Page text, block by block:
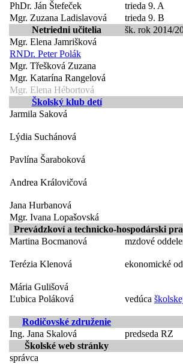
PhDr. Ján Štefeček
trieda 9. A
Mgr. Zuzana Ladislavová
trieda 9. B
Netriedni učitelia
šk. rok 2014/
Mgr. Elena Jamrišková
RNDr. Peter Polák
Mgr. Třešková Zuzana
Mgr. Katarína Rangelová
Mgr. Elena Hébortová
Školský klub detí
Jarmila Saková
Lýdia Suchánová
Pavlína Šaraboková
Andrea Královičová
Jana Hurbanová
Mgr. Ivana Lopašovská
Prevádzkoví a technicko-hospodárski
Martina Bocmanová
mzdové
Terézia Klenová
ekonomické
Mária Gulišová
Ľubica Poláková
vedúca
Rodičovské združenie
Ing. Jana Skalová
predseda RZ
Školské web stránky
správca